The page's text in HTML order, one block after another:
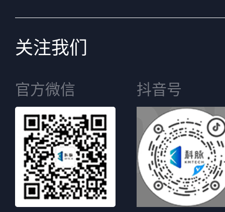
关注我们
官方微信 抖音号